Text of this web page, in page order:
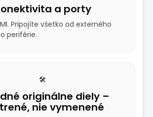
a porty
Pripojíte všetko od externého
periférie.
🛠️
originálne diely –
nie vymenené